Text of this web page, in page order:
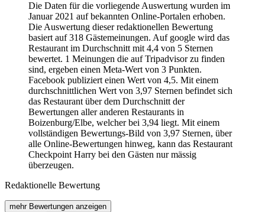
Die Daten für die vorliegende Auswertung wurden im
Januar 2021 auf bekannten Online-Portalen erhoben.
Die Auswertung dieser redaktionellen Bewertung
basiert auf 318 Gästemeinungen. Auf google wird das
Restaurant im Durchschnitt mit 4,4 von 5 Sternen
bewertet. 1 Meinungen die auf Tripadvisor zu finden
sind, ergeben einen Meta-Wert von 3 Punkten.
Facebook publiziert einen Wert von 4,5. Mit einem
durchschnittlichen Wert von 3,97 Sternen befindet sich
das Restaurant über dem Durchschnitt der
Bewertungen aller anderen Restaurants in
Boizenburg/Elbe, welcher bei 3,94 liegt. Mit einem
vollständigen Bewertungs-Bild von 3,97 Sternen, über
alle Online-Bewertungen hinweg, kann das Restaurant
Checkpoint Harry bei den Gästen nur mässig
überzeugen.
Redaktionelle Bewertung
mehr Bewertungen anzeigen